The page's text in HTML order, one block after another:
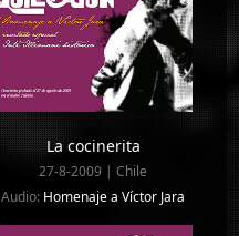
La cocinerita
27-8-2009 | Chile
Audio: Homenaje a Víctor Jara